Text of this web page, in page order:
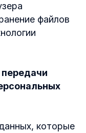
файлов
передачи
которые